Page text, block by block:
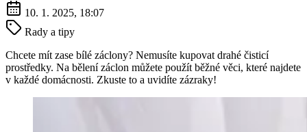
10. 1. 2025, 18:07
Rady a tipy
Chcete mít zase bílé záclony? Nemusíte kupovat drahé čisticí
prostředky. Na bělení záclon můžete použít běžné věci, které najdete
v každé domácnosti. Zkuste to a uvidíte zázraky!